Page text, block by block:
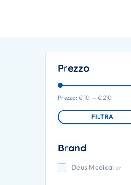
Prezzo
FILTRA
Prezzo:€10 —€210
Brand
Deus Medical 69